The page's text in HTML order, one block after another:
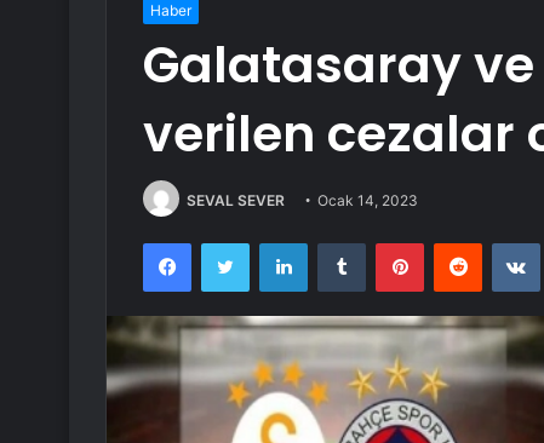
Haber
Galatasaray ve
verilen cezalar
SEVAL SEVER Ocak 14, 2023
FacebookTwitter LinkedInTumblr PinterestReddit